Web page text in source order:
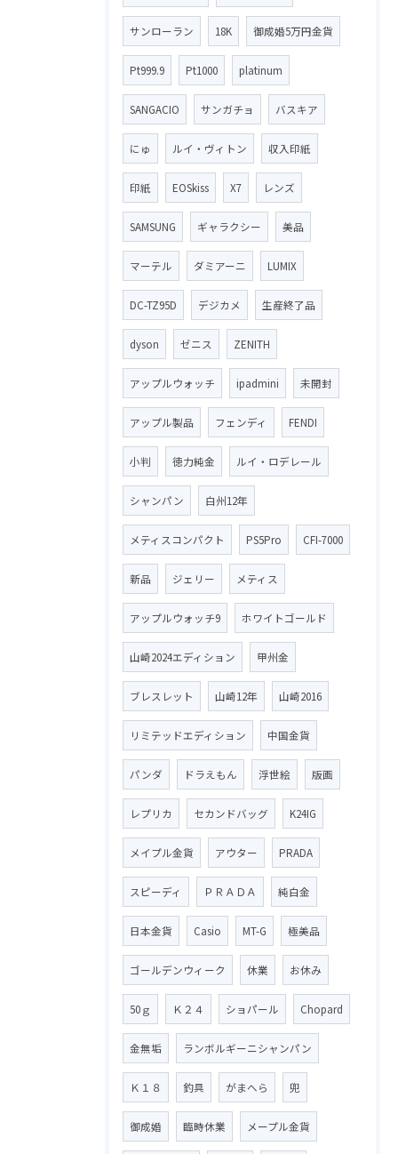
サンローラン 18K 御成婚5万円金貨
Pt999.9 Pt1000 platinum
SANGACIO サンガチョ バスキア
にゅ ルイ・ヴィトン 収入印紙
印紙 EOSkiss X7 レンズ
SAMSUNG ギャラクシー 美品
マーテル ダミアーニ LUMIX
DC-TZ95D デジカメ 生産終了品
dyson ゼニス ZENITH
アップルウォッチ ipadmini 未開封
アップル製品 フェンディ FENDI
小判 徳力純金 ルイ・ロデレール
シャンパン 白州12年
メティスコンパクト PS5Pro CFI-7000
新品 ジェリー メティス
アップルウォッチ9 ホワイトゴールド
山崎2024エディション 甲州金
ブレスレット 山崎12年 山崎2016
リミテッドエディション 中国金貨
パンダ ドラえもん 浮世絵 版画
レプリカ セカンドバッグ K24IG
メイプル金貨 アウター PRADA
スピーディ ＰＲＡＤＡ 純白金
日本金貨 Casio MT-G 極美品
ゴールデンウィーク 休業 お休み
50ｇ Ｋ２４ ショパール Chopard
金無垢 ランボルギーニシャンパン
Ｋ１８ 釣具 がまへら 兜
御成婚 臨時休業 メープル金貨